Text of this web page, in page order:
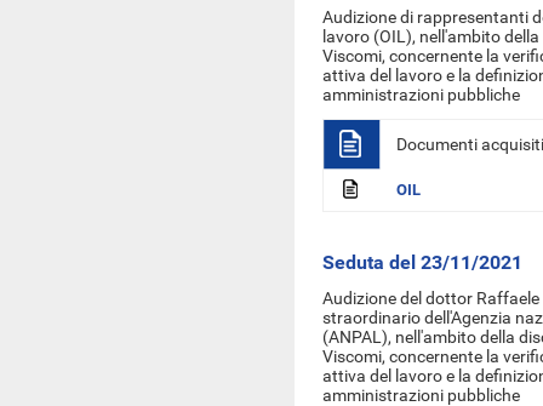
Audizione di rappresentanti
lavoro (OIL), nell'ambito
Viscomi, concernente la
attiva del lavoro e la
amministrazioni pubbliche
Documenti acquisiti
OIL
Seduta del 23/11/2021
Audizione del dottor
straordinario dell'Agenzia
(ANPAL), nell'ambito della
Viscomi, concernente la
attiva del lavoro e la
amministrazioni pubbliche